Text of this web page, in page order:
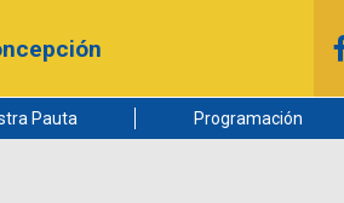
Pauta Programación